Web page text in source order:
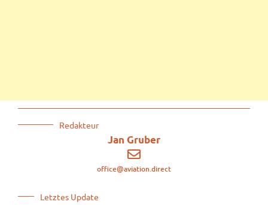
Redakteur
Jan Gruber
office@aviation.direct
Letztes Update